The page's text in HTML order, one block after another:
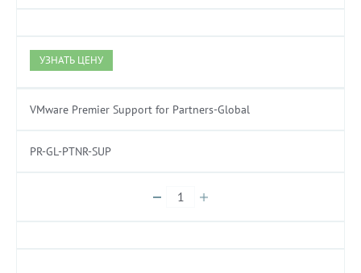
УЗНАТЬ ЦЕНУ
VMware Premier Support for Partners-Global
PR-GL-PTNR-SUP